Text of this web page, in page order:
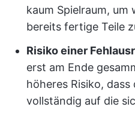
kaum Spielraum, um
bereits fertige Teile
Risiko einer
erst am Ende
höheres Risiko,
vollständig auf die